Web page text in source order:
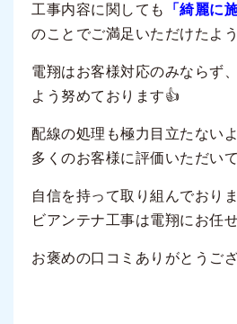
工事内容に関しても 「綺麗に
のことでご満足いただけたよ
電翔はお客様対応のみならず
よう努めております👍
配線の処理も極力目立たない
多くのお客様に評価いただい
自信を持って取り組んでおり
ビアンテナ工事は電翔にお任
お褒めの口コミありがとうご